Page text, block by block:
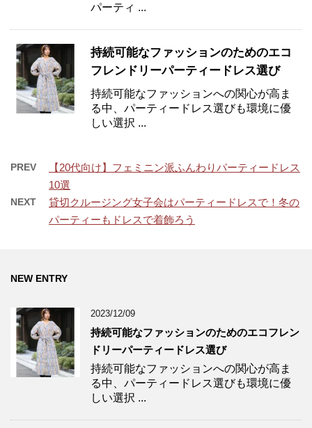
パーティ ...
持続可能なファッションのためのエコ
フレンドリーパーティードレス選び
持続可能なファッションへの関心が高ま
る中、パーティードレス選びも環境に優
しい選択 ...
PREV
【20代向け】フェミニン派ふんわりパーティードレス
10選
NEXT
貸切クルージング女子会はパーティードレスで！冬の
パーティーもドレスで着飾ろう
NEW ENTRY
2023/12/09
持続可能なファッションのためのエコフレン
ドリーパーティードレス選び
持続可能なファッションへの関心が高ま
る中、パーティードレス選びも環境に優
しい選択 ...